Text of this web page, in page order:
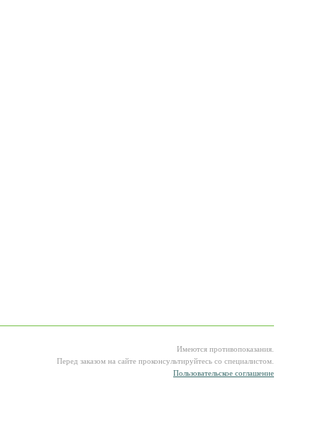
Имеются противопоказания.
Перед заказом на сайте проконсультируйтесь со специалистом.
Пользовательское соглашение